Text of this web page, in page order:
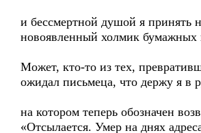
и бессмертной душой я принять
новоявленный холмик бумажных
Может, кто-то из тех,
ожидал письмеца, что держу я в
на котором теперь обозначен
«Отсылается. Умер на днях